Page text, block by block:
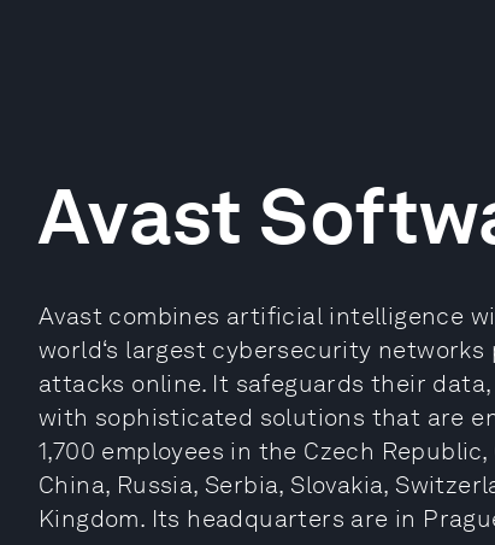
Avast
Avast combines artificial intelligence
world‘s largest cybersecurity
attacks online. It safeguards their
with sophisticated solutions that are
1,700 employees in the Czech
China, Russia, Serbia, Slovakia,
Kingdom. Its headquarters are in